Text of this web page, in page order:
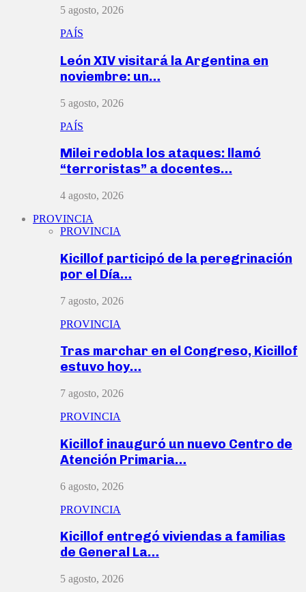
5 agosto, 2026
PAÍS
León XIV visitará la Argentina en
noviembre: un…
5 agosto, 2026
PAÍS
Milei redobla los ataques: llamó
“terroristas” a docentes…
4 agosto, 2026
PROVINCIA
PROVINCIA
Kicillof participó de la peregrinación
por el Día…
7 agosto, 2026
PROVINCIA
Tras marchar en el Congreso, Kicillof
estuvo hoy…
7 agosto, 2026
PROVINCIA
Kicillof inauguró un nuevo Centro de
Atención Primaria…
6 agosto, 2026
PROVINCIA
Kicillof entregó viviendas a familias
de General La…
5 agosto, 2026